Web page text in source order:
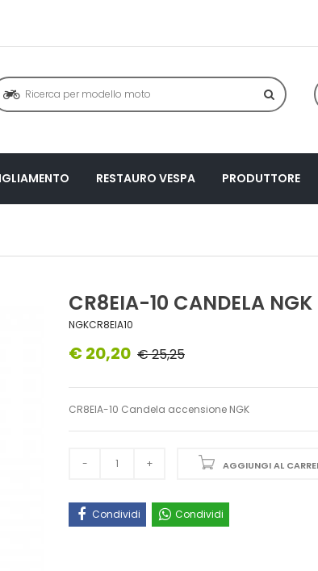
RESTAURO VESPA PRODUTTORE
CR8EIA-10 CANDELA NGK
NGKCR8EIA10
€ 20,20 € 25,25
CR8EIA-10 Candela accensione NGK
AGGIUNGI AL
Condividi Condividi